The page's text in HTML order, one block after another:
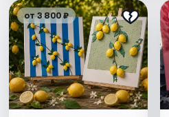
от 3 800 ₽